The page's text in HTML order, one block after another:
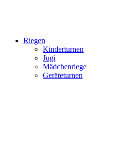
Riegen
Kinderturnen
Jugi
Mädchenriege
Geräteturnen